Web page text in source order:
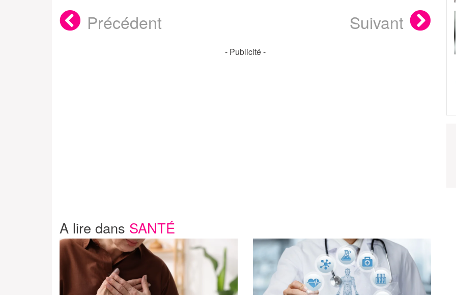
Précédent Suivant
- Publicité -
A lire dans SANTÉ